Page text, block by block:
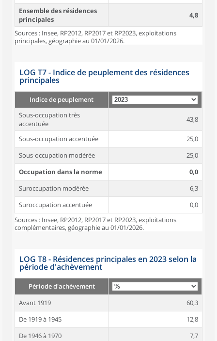
Ensemble des résidences
principales
4,8
Sources : Insee, RP2012, RP2017 et RP2023, exploitations
principales, géographie au 01/01/2026.
LOG T7 - Indice de peuplement des résidences
principales
Indice de peuplement
Sous-occupation très
accentuée
43,8
Sous-occupation accentuée
25,0
Sous-occupation modérée
25,0
Occupation dans la norme
0,0
Suroccupation modérée
6,3
Suroccupation accentuée
0,0
Sources : Insee, RP2012, RP2017 et RP2023, exploitations
complémentaires, géographie au 01/01/2026.
LOG T8 - Résidences principales en 2023 selon la
période d'achèvement
Période d'achèvement
Avant 1919
60,3
De 1919 à 1945
12,8
De 1946 à 1970
7,7